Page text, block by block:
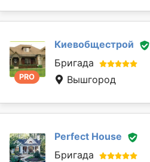
PRO
Киевобщестрой
Бригада
Вышгород
Perfect House
Бригада